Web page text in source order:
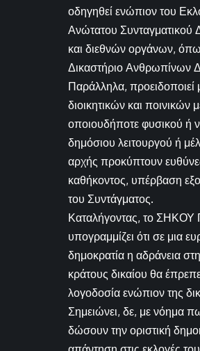
οδηγηθεί ενώπιον του
Ανώτατου Συνταγματικού
και διεθνών οργάνων,
Δικαστήριο Ανθρωπίνων
Παράλληλα, προειδοποιεί
διοικητικών και ποινικών
οποιουδήποτε φυσικού ή
δημόσιου λειτουργού ή
αρχής προκύπτουν
καθήκοντος, υπέρβαση
του Συντάγματος.
Καταλήγοντας, το
υπογραμμίζει ότι σε μια
δημοκρατία η αδράνεια
κράτους δικαίου θα
λογοδοσία ενώπιον της
Σημειώνει, δε, με νόημα
δώσουν την οριστική